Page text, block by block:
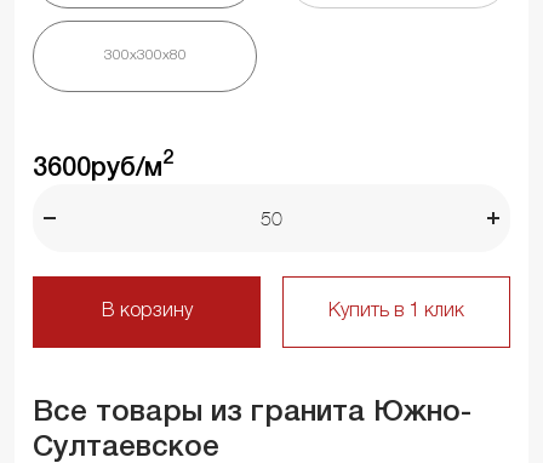
300х300х80
3600руб/м2
В корзину Купить в 1 клик
Все товары из гранита Южно-
Султаевское